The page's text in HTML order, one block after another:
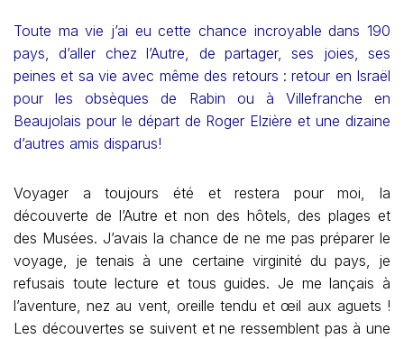
Toute ma vie j’ai eu cette chance incroyable dans 190
pays, d’aller chez l’Autre, de partager, ses joies, ses
peines et sa vie avec même des retours : retour en Israël
pour les obsèques de Rabin ou à Villefranche en
Beaujolais pour le départ de Roger Elzière et une dizaine
d’autres amis disparus!
Voyager a toujours été et restera pour moi, la
découverte de l’Autre et non des hôtels, des plages et
des Musées. J’avais la chance de ne me pas préparer le
voyage, je tenais à une certaine virginité du pays, je
refusais toute lecture et tous guides. Je me lançais à
l’aventure, nez au vent, oreille tendu et œil aux aguets !
Les découvertes se suivent et ne ressemblent pas à une